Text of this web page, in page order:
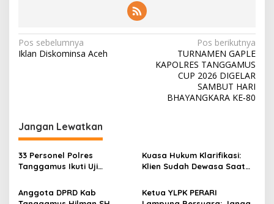
N
a
a
s
i
o
Pos sebelumnya
Iklan Diskominsa Aceh
Pos berikutnya
TURNAMEN GAPLE
KAPOLRES TANGGAMUS
CUP 2026 DIGELAR
SAMBUT HARI
BHAYANGKARA KE‑80
Jangan Lewatkan
33 Personel Polres
Tanggamus Ikuti Uji
Pengajuan Pinjam Pakai
Senpi
Kuasa Hukum Klarifikasi:
Klien Sudah Dewasa Saat
Anggota DPRD Kab
Ketua YLPK PERARI